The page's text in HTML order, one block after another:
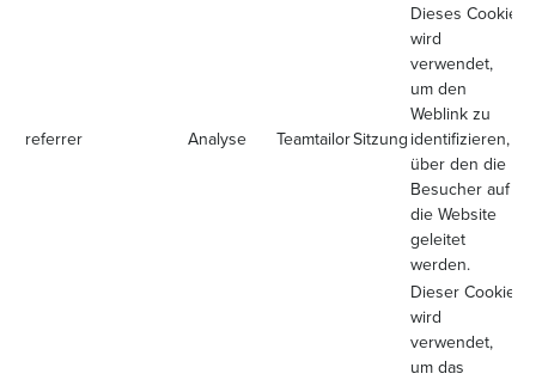
referrer Analyse TeamtailorSitzung
Dieses Cookie
wird
verwendet,
um den
Weblink zu
identifizieren,
über den die
Besucher auf
die Website
geleitet
werden.
Dieser Cookie
wird
verwendet,
um das